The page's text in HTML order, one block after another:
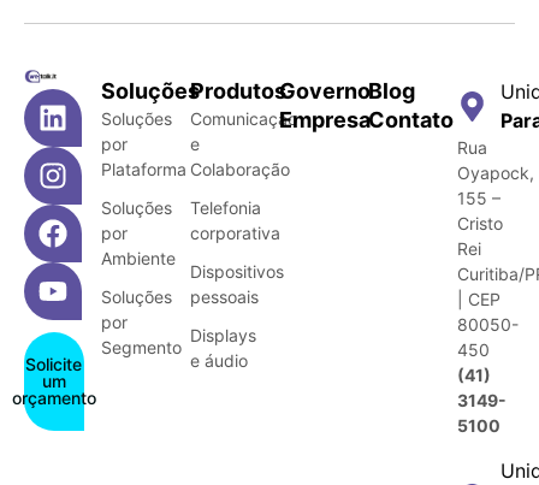
Solicite
um
orçamento
Soluções
Soluções
por
Plataforma
Soluções
por
Ambiente
Soluções
por
Segmento
Produtos
Comunicação
e
Colaboração
Telefonia
corporativa
Dispositivos
pessoais
Displays
e áudio
Governo
Empresa
Blog
Contato
Rua
Oyapock,
155 –
Cristo
Rei
Curitiba/
| CEP
80050-
450
(41)
3149-
5100